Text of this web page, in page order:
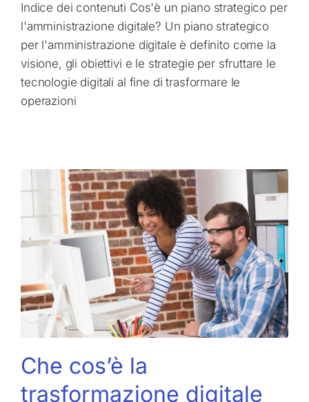
Indice dei contenuti Cos'è un piano strategico per
l'amministrazione digitale? Un piano strategico
per l'amministrazione digitale è definito come la
visione, gli obiettivi e le strategie per sfruttare le
tecnologie digitali al fine di trasformare le
operazioni
Che cos’è la
trasformazione digitale